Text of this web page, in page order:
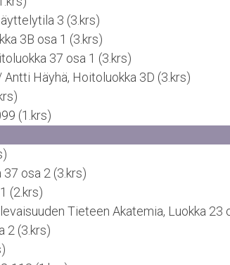
3 (3.krs)
3B osa 1 (3.krs)
37 osa 1 (3.krs)
Häyhä, Hoitoluokka 3D (3.krs)
(1.krs)
osa 2 (3.krs)
(2.krs)
Tieteen Akatemia, Luokka 23
2 (3.krs)